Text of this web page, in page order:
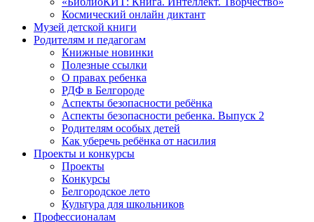
Космический онлайн диктант
Музей детской книги
Родителям и педагогам
Книжные новинки
Полезные ссылки
О правах ребенка
РДФ в Белгороде
Аспекты безопасности ребёнка
Аспекты безопасности ребенка. Выпуск 2
Родителям особых детей
Как уберечь ребёнка от насилия
Проекты и конкурсы
Проекты
Конкурсы
Белгородское лето
Культура для школьников
Профессионалам